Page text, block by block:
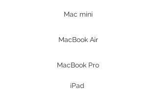
Mac mini
MacBook Air
MacBook Pro
iPad